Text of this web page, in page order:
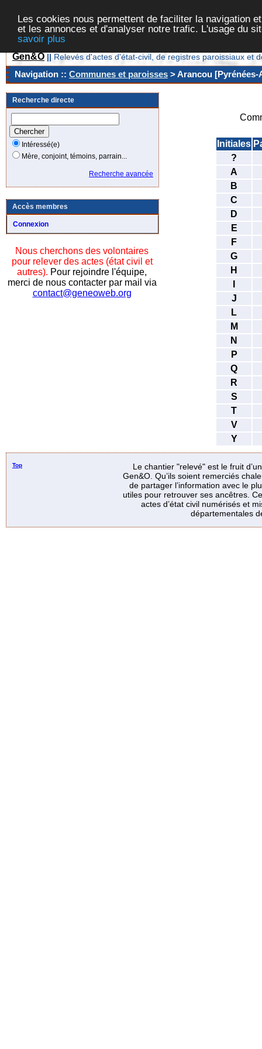
Les cookies nous permettent de faciliter la navigation
et les annonces et d'analyser notre trafic. L'usage du
savoir plus
Gen&O || Relevés d'actes d'état-civil, de registres paroissiaux et
Navigation :: Communes et paroisses > Arancou
Recherche directe
Intéressé(e)
Mère, conjoint, témoins, parrain...
Recherche avancée
Accès membres
Connexion
Nous cherchons des volontaires
pour relever des actes (état civil et
autres). Pour rejoindre l'équipe,
merci de nous contacter par mail via
contact@geneoweb.org
Initiales
?
A
B
C
D
E
F
G
H
J
L
M
N
P
Q
R
S
T
V
Y
Top
Le chantier "relevé" est le fruit
Gen&O. Qu’ils soient remerciés
de partager l’information avec le
utiles pour retrouver ses ancêtres.
actes d’état civil numérisés et
départementales